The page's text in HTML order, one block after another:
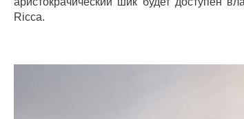
Ricca.